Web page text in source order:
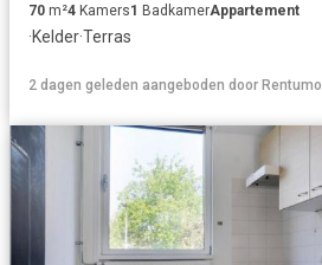
70 m²4 Kamers1 BadkamerAppartement
·Kelder·Terras
2 dagen geleden aangeboden door Rentumo